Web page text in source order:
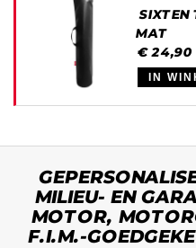
SIXTEN
MAT
€ 24,90
IN
MILIEU- EN
MOTOR,
F.I.M.-